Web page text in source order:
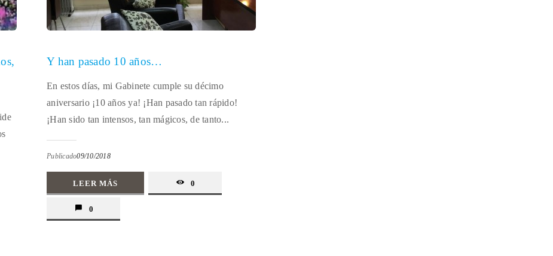
Y han pasado 10 años…
En estos días, mi Gabinete cumple su décimo
aniversario ¡10 años ya! ¡Han pasado tan rápido!
¡Han sido tan intensos, tan mágicos, de tanto...
Publicado09/10/2018
LEER MÁS 0
0